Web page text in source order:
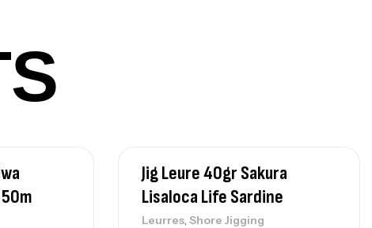
Volant 3 Branches Inox T26S/35
Accastillage bateau
Canne Sunset Beachstriker Surf Hybrid
420 Cm 100-250 G
Jig Leure 40gr Sakura
Lisaloca Life Sardine
Leurres, Shore Jigging